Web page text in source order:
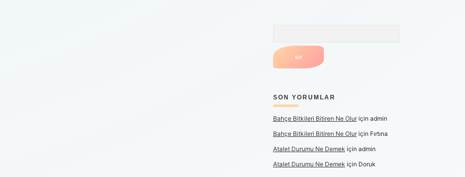
SON YORUMLAR
Bahçe Bitkileri Bitiren Ne Oluriçin admin
Bahçe Bitkileri Bitiren Ne Oluriçin Fırtına
Atalet Durumu Ne Demek için admin
Atalet Durumu Ne Demek için Doruk